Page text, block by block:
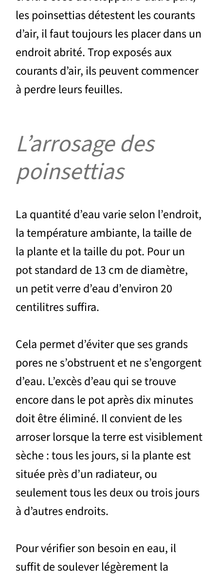
les poinsettias détestent les courants
d’air, il faut toujours les placer dans un
endroit abrité. Trop exposés aux
courants d’air, ils peuvent commencer
à perdre leurs feuilles.
L’arrosage des
poinsettias
La quantité d’eau varie selon l’endroit,
la température ambiante, la taille de
la plante et la taille du pot. Pour un
pot standard de 13 cm de diamètre,
un petit verre d’eau d’environ 20
centilitres suffira.
Cela permet d’éviter que ses grands
pores ne s’obstruent et ne s’engorgent
d’eau. L’excès d’eau qui se trouve
encore dans le pot après dix minutes
doit être éliminé. Il convient de les
arroser lorsque la terre est visiblement
sèche : tous les jours, si la plante est
située près d’un radiateur, ou
seulement tous les deux ou trois jours
à d’autres endroits.
Pour vérifier son besoin en eau, il
suffit de soulever légèrement la